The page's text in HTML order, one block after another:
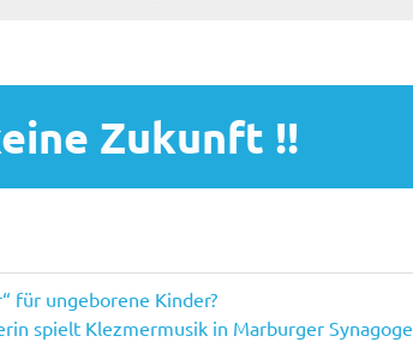
Zukunft !!
für ungeborene Kinder?
spielt Klezmermusik in Marburger Synagoge